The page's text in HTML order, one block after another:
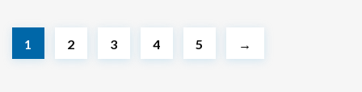
1 2 3 4 5 →